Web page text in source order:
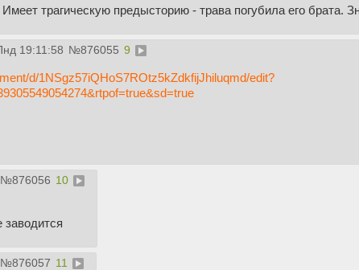
трагическую предысторию - трава погубила его брата.
19:11:58 №876055 9
d/1NSgz57iQHoS7ROtz5kZdkfijJhiluqmd/edit?
№876056 10
№876057 11